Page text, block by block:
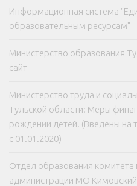
Информационная система
образовательным ресурсам"
Министерство образования
сайт
Министерство труда и
Тульской области: Меры
рождении детей. (Введены на
с 01.01.2020)
Отдел образования
администрации МО